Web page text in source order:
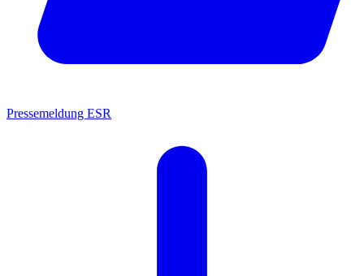
Pressemeldung ESR